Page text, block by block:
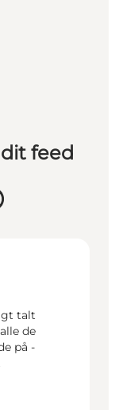
feed
talt
de
på -